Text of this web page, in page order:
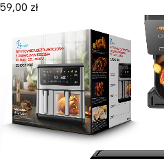
59,00 zł